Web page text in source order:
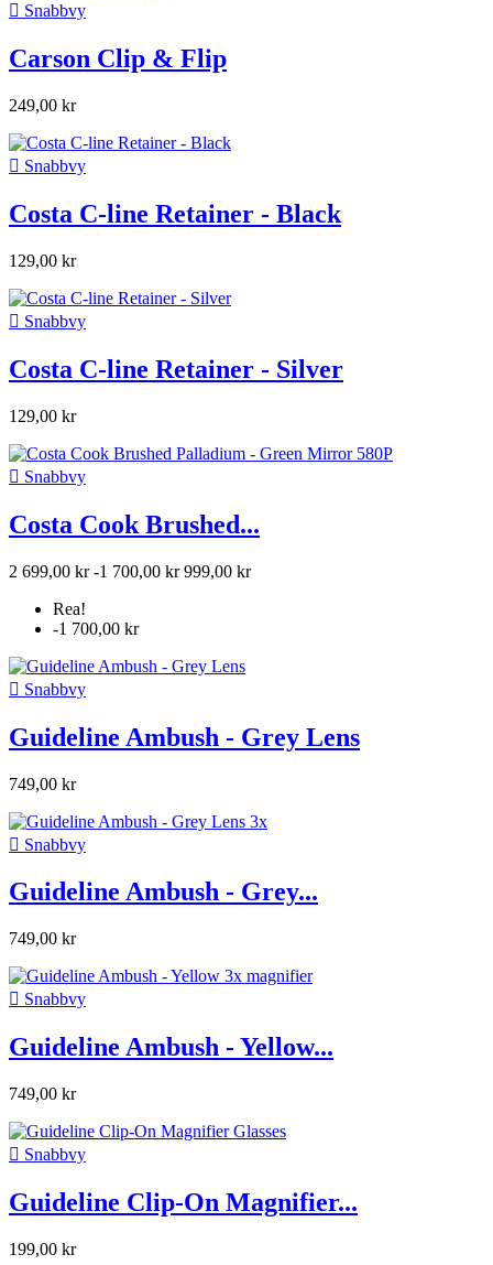
 Snabbvy
Carson Clip & Flip
249,00 kr
 Snabbvy
Costa C-line Retainer - Black
129,00 kr
 Snabbvy
Costa C-line Retainer - Silver
129,00 kr
 Snabbvy
Costa Cook Brushed...
2 699,00 kr -1 700,00 kr 999,00 kr
Rea!
-1 700,00 kr
 Snabbvy
Guideline Ambush - Grey Lens
749,00 kr
 Snabbvy
Guideline Ambush - Grey...
749,00 kr
 Snabbvy
Guideline Ambush - Yellow...
749,00 kr
 Snabbvy
Guideline Clip-On Magnifier...
199,00 kr